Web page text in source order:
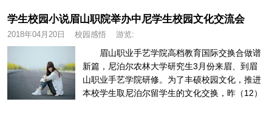
学生校园小说眉山职院举办中尼学生校园文化交流会
2018年04月20日 校园感悟 游览:
眉山职业手艺学院高档教育国际交换合做谱
新篇，尼泊尔农林大学研究生3月份来眉、到眉
山职业手艺学院研修。为了丰硕校园文化，推进
本校学生取尼泊尔留学生的文化交换，昨（12）